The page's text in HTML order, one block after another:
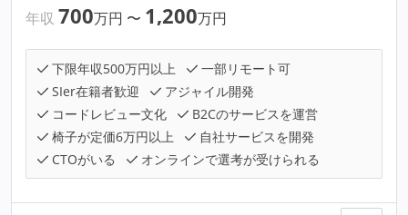
年収 700万円 〜 1,200万円
下限年収500万円以上
一部リモート可
SIer在籍者歓迎
アジャイル開発
コードレビュー文化
B2Cのサービスを運営
椅子が定価6万円以上
自社サービスを開発
CTOがいる
オンラインで選考が受けられる